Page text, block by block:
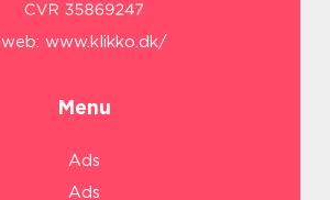
web: www.klikko.dk/
Menu
Ads
Ads